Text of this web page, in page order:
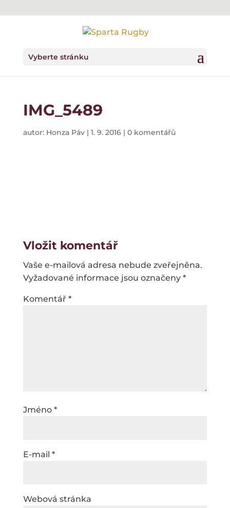
Vyberte stránku
IMG_5489
autor: Honza Páv| 1. 9. 2016| 0 komentářů
Vložit komentář
Vaše e-mailová adresa nebude zveřejněna.
Vyžadované informace jsou označeny *
Komentář *
Jméno *
E-mail *
Webová stránka